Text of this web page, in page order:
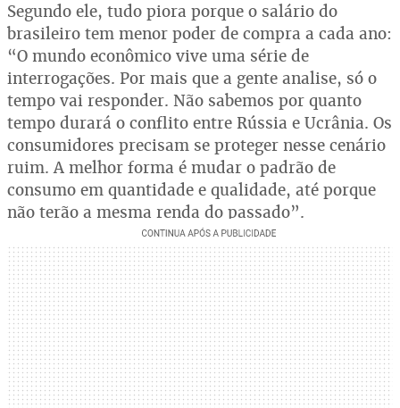
Segundo ele, tudo piora porque o salário do
brasileiro tem menor poder de compra a cada ano:
“O mundo econômico vive uma série de
interrogações. Por mais que a gente analise, só o
tempo vai responder. Não sabemos por quanto
tempo durará o conflito entre Rússia e Ucrânia. Os
consumidores precisam se proteger nesse cenário
ruim. A melhor forma é mudar o padrão de
consumo em quantidade e qualidade, até porque
não terão a mesma renda do passado”.